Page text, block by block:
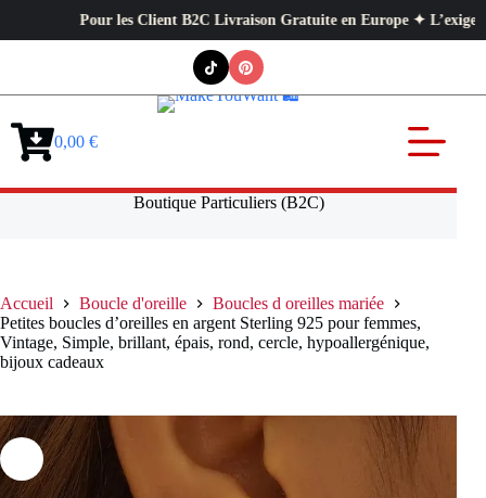
Pour les Client B2C Livraison Gratuite en Europe ✦ L’exigence
Panier0,00 €
Boutique Particuliers (B2C)
Accueil Boucle d'oreille
Boucles d oreilles mariée
Petites boucles d’oreilles en argent Sterling 925 pour femmes,
Vintage, Simple, brillant, épais, rond, cercle, hypoallergénique,
bijoux cadeaux